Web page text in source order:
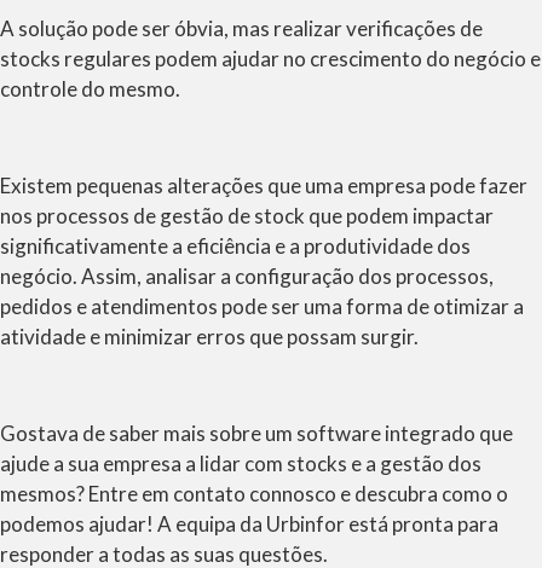
A solução pode ser óbvia, mas realizar verificações de
stocks regulares podem ajudar no crescimento do negócio e
controle do mesmo.
Existem pequenas alterações que uma empresa pode fazer
nos processos de gestão de stock que podem impactar
significativamente a eficiência e a produtividade dos
negócio. Assim, analisar a configuração dos processos,
pedidos e atendimentos pode ser uma forma de otimizar a
atividade e minimizar erros que possam surgir.
Gostava de saber mais sobre um software integrado que
ajude a sua empresa a lidar com stocks e a gestão dos
mesmos? Entre em contato connosco e descubra como o
podemos ajudar! A equipa da Urbinfor está pronta para
responder a todas as suas questões.